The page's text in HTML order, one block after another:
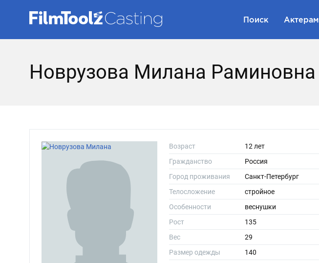
Поиск Актерам
Новрузова Милана Раминовна
Возраст
12 лет
Гражданство
Россия
Город проживания
Санкт-Петербург
Телосложение
стройное
Особенности
веснушки
Рост
135
Вес
29
Размер одежды
140